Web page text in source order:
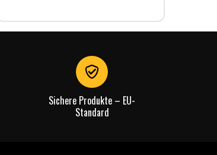
Sichere Produkte – EU-
Standard